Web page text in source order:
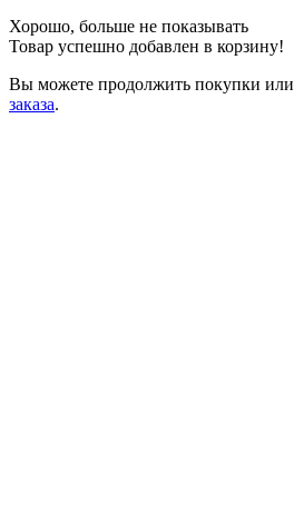
Хорошо, больше не показывать
Товар успешно добавлен в корзину!
Вы можете продолжить покупки или
заказа.